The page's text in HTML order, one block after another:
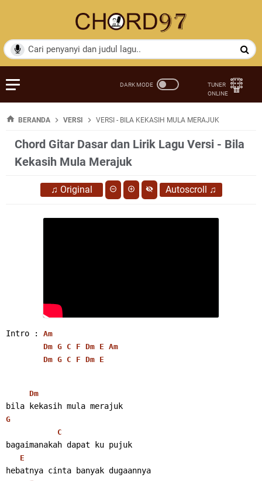
BERANDA VERSI VERSI - BILA KEKASIH MULA MERAJUK
Chord Gitar Dasar dan Lirik Lagu Versi - Bila
Kekasih Mula Merajuk
♫ Original Autoscroll ♫
Intro : Am
Dm G C F Dm E Am
Dm G C F Dm E
Dm
bila kekasih mula merajuk
G
C
bagaimanakah dapat ku pujuk
E
hebatnya cinta banyak dugaannya